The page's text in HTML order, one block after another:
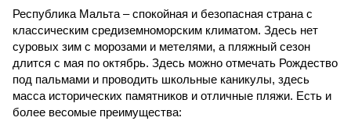
Республика Мальта – спокойная и безопасная страна с
классическим средиземноморским климатом. Здесь нет
суровых зим с морозами и метелями, а пляжный сезон
длится с мая по октябрь. Здесь можно отмечать Рождество
под пальмами и проводить школьные каникулы, здесь
масса исторических памятников и отличные пляжи. Есть и
более весомые преимущества: